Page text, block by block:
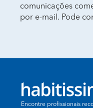
comunicações
por e-mail. Pode
Encontre profissionais